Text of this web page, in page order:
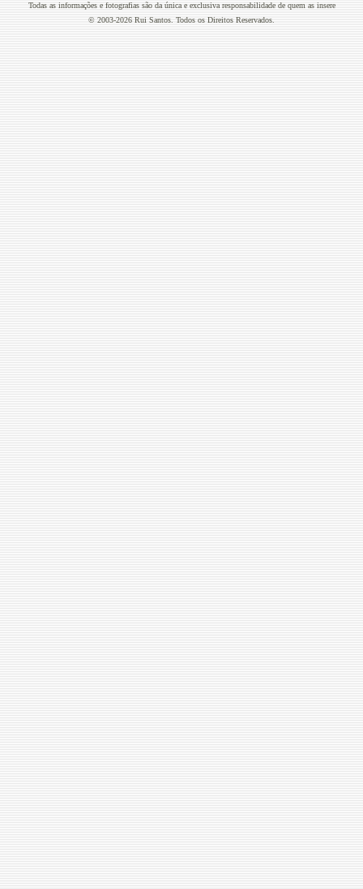
Todas as informações e fotografias são da única e exclusiva responsabilidade de quem as insere
© 2003-2026 Rui Santos. Todos os Direitos Reservados.